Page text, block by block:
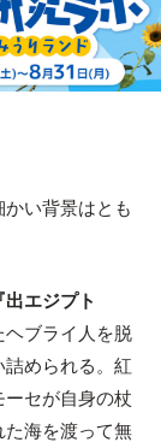
かい背景はとも
出エジプト
ヘブライ人を脱
められる。紅
セが自身の杖
た海を渡って無